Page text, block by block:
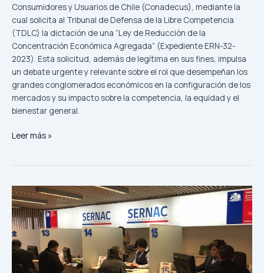
Consumidores y Usuarios de Chile (Conadecus), mediante la
cual solicita al Tribunal de Defensa de la Libre Competencia
(TDLC) la dictación de una “Ley de Reducción de la
Concentración Económica Agregada” (Expediente ERN-32-
2023). Esta solicitud, además de legítima en sus fines, impulsa
un debate urgente y relevante sobre el rol que desempeñan los
grandes conglomerados económicos en la configuración de los
mercados y su impacto sobre la competencia, la equidad y el
bienestar general.
Leer más »
Transparencia,
no
especulación,
para
proteger
a
los